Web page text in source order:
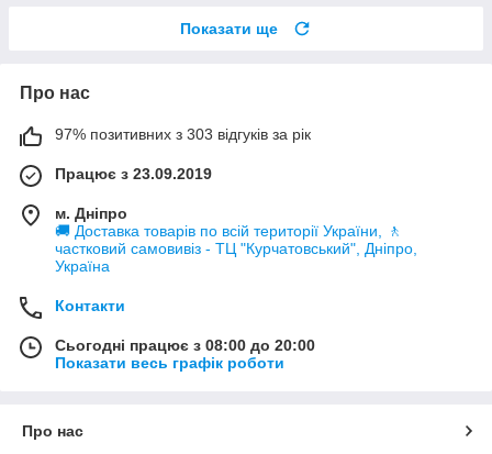
Показати ще
Про нас
97% позитивних з 303 відгуків за рік
Працює з 23.09.2019
м. Дніпро
🚚 Доставка товарів по всій території України, 🚶
частковий самовивіз - ТЦ "Курчатовський", Дніпро,
Україна
Контакти
Сьогодні працює з 08:00 до 20:00
Показати весь графік роботи
Про нас